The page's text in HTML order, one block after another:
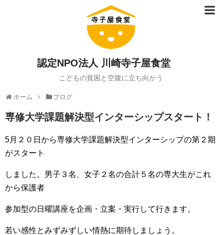
認定NPO法人 川崎寺子屋食堂
こどもの貧困と空腹に立ち向かう
ホーム ブログ
専修大学課題解決型インターシップスタート！
5月２０日から専修大学課題解決型インターシップの第２期
がスタート
しました。男子３名、女子２名の合計５名の専大生がこれ
から保護者
参加型の日曜講座を企画・立案・実行して行きます。
若い感性とみずみずしい情熱に期待しましょう。